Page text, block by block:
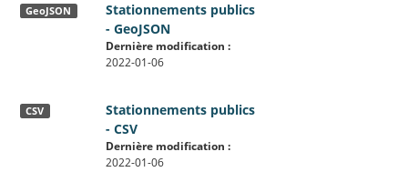
Stationnements publics
- GeoJSON
GeoJSON
Dernière modification :
2022-01-06
Stationnements publics
- CSV
CSV
Dernière modification :
2022-01-06